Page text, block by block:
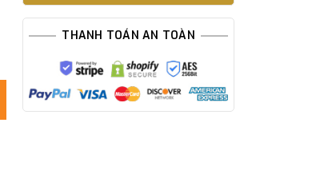
THANH TOÁN AN TOÀN